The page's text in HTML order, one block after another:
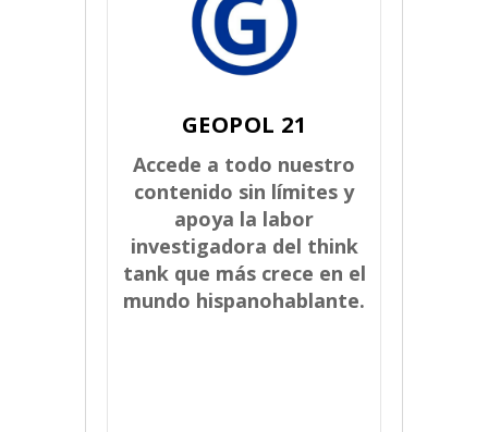
GEOPOL 21
Accede a todo nuestro
contenido sin límites y
apoya la labor
investigadora del think
tank que más crece en el
mundo hispanohablante.